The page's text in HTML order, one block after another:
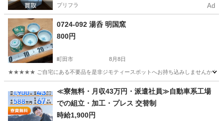
プリフラ Ad
0724-092 湯呑 明国窯
800円
町田市 8月8日
★★★★★ ご自宅にある不要品を是非ジモティースポットへお持ち込みしませんか？
食器 湯呑
≪寮無料・月収43万円・派遣社員≫自動車系工場
での組立・加工・プレス 交替制
時給1,900円